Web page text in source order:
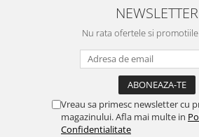
NEWSLETTER
Nu rata ofertele si
Vreau sa primesc newsletter cu
magazinului. Afla mai multe in
Confidentialitate